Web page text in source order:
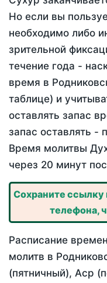
Но если вы
необходимо либо
зрительной
течение года -
время в
таблице) и
оставлять запас
запас оставлять -
Время молитвы
через 20 минут
Сохраните ссылку
телефона,
Расписание
молитв в
(пятничный), Аср